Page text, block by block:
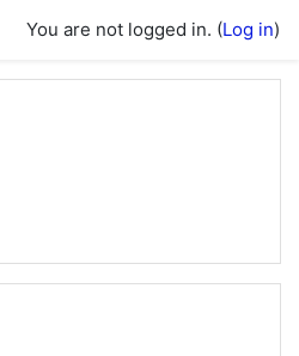
You are not logged in. (Log in)